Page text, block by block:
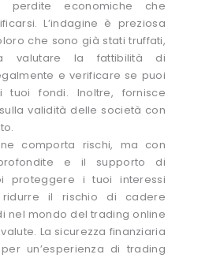
perdite economiche che
L’indagine è preziosa
che sono già stati truffati,
valutare la fattibilità di
e verificare se puoi
tuoi fondi. Inoltre, fornisce
validità delle società con
comporta rischi, ma con
e il supporto di
proteggere i tuoi interessi
il rischio di cadere
nel mondo del trading online
La sicurezza finanziaria
un’esperienza di trading